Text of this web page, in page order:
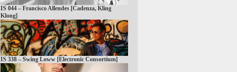
IS 044 – Francisco Allendes [Cadenza, Kling
Klong]
IS 338 – Swing Loww [Electronic Consortium]